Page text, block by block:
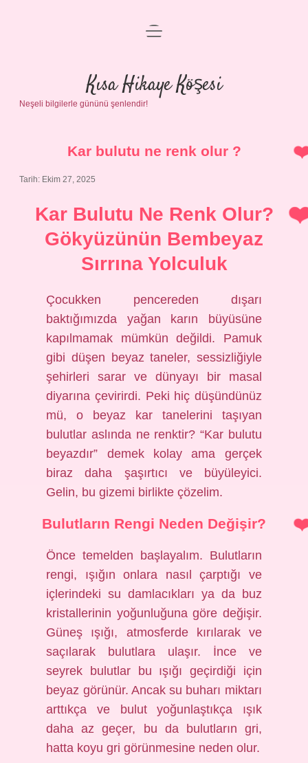
Anasayfa
Gizlilik Politikası
Yasal Uyarı
menüyü
Kısa Hikaye Köşesi
Neşeli bilgilerle gününü şenlendir!
Kar bulutu ne renk olur ?
Tarih: Ekim 27, 2025
Kar Bulutu Ne Renk Olur?
Gökyüzünün Bembeyaz
Sırrına Yolculuk
Çocukken pencereden dışarı
baktığımızda yağan karın büyüsüne
kapılmamak mümkün değildi. Pamuk
gibi düşen beyaz taneler, sessizliğiyle
şehirleri sarar ve dünyayı bir masal
diyarına çevirirdi. Peki hiç düşündünüz
mü, o beyaz kar tanelerini taşıyan
bulutlar aslında ne renktir? “Kar bulutu
beyazdır” demek kolay ama gerçek
biraz daha şaşırtıcı ve büyüleyici.
Gelin, bu gizemi birlikte çözelim.
Bulutların Rengi Neden Değişir?
Önce temelden başlayalım. Bulutların
rengi, ışığın onlara nasıl çarptığı ve
içlerindeki su damlacıkları ya da buz
kristallerinin yoğunluğuna göre değişir.
Güneş ışığı, atmosferde kırılarak ve
saçılarak bulutlara ulaşır. İnce ve
seyrek bulutlar bu ışığı geçirdiği için
beyaz görünür. Ancak su buharı miktarı
arttıkça ve bulut yoğunlaştıkça ışık
daha az geçer, bu da bulutların gri,
hatta koyu gri görünmesine neden olur.